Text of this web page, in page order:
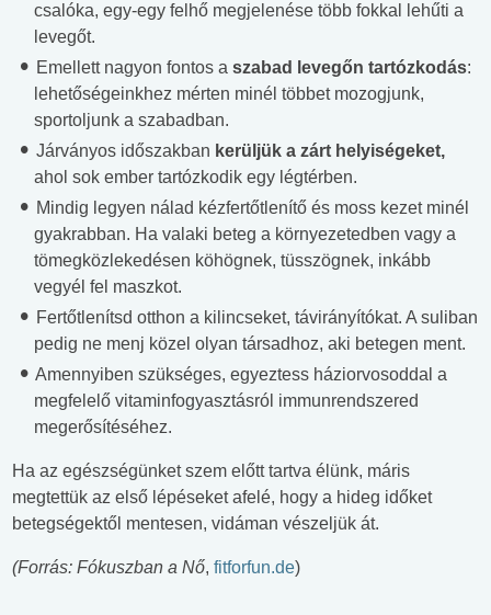
csalóka, egy-egy felhő megjelenése több fokkal lehűti a
levegőt.
Emellett nagyon fontos a szabad levegőn tartózkodás:
lehetőségeinkhez mérten minél többet mozogjunk,
sportoljunk a szabadban.
Járványos időszakban kerüljük a zárt helyiségeket,
ahol sok ember tartózkodik egy légtérben.
Mindig legyen nálad kézfertőtlenítő és moss kezet minél
gyakrabban. Ha valaki beteg a környezetedben vagy a
tömegközlekedésen köhögnek, tüsszögnek, inkább
vegyél fel maszkot.
Fertőtlenítsd otthon a kilincseket, távirányítókat. A suliban
pedig ne menj közel olyan társadhoz, aki betegen ment.
Amennyiben szükséges, egyeztess háziorvosoddal a
megfelelő vitaminfogyasztásról immunrendszered
megerősítéséhez.
Ha az egészségünket szem előtt tartva élünk, máris
megtettük az első lépéseket afelé, hogy a hideg időket
betegségektől mentesen, vidáman vészeljük át.
(Forrás: Fókuszban a Nő, fitforfun.de)